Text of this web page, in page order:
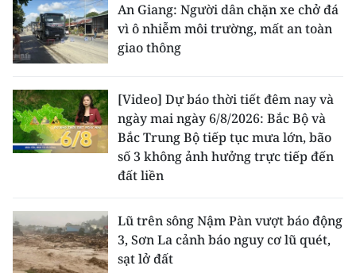
An Giang: Người dân chặn xe chở đá
vì ô nhiễm môi trường, mất an toàn
giao thông
[Video] Dự báo thời tiết đêm nay và
ngày mai ngày 6/8/2026: Bắc Bộ và
Bắc Trung Bộ tiếp tục mưa lớn, bão
số 3 không ảnh hưởng trực tiếp đến
đất liền
Lũ trên sông Nậm Pàn vượt báo động
3, Sơn La cảnh báo nguy cơ lũ quét,
sạt lở đất